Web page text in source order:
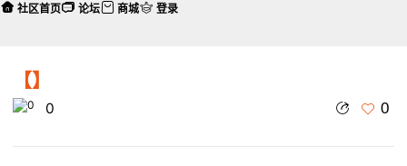
【】
0 0
社区首页 论坛 商城 登录